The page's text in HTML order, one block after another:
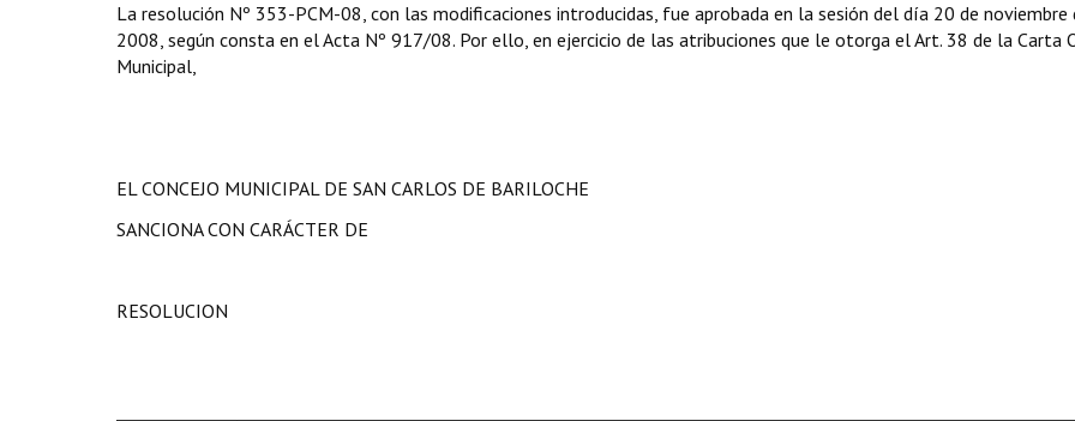
La resolución Nº 353-PCM-08, con las modificaciones introducidas, fue aprobada en la sesión del día 20 de noviembre
2008, según consta en el Acta Nº 917/08. Por ello, en ejercicio de las atribuciones que le otorga el Art. 38 de la Carta
Municipal,
EL CONCEJO MUNICIPAL DE SAN CARLOS DE BARILOCHE
SANCIONA CON CARÁCTER DE
RESOLUCION